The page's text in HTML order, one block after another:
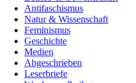
Antifaschismus
Natur & Wissenschaft
Feminismus
Geschichte
Medien
Abgeschrieben
Leserbriefe